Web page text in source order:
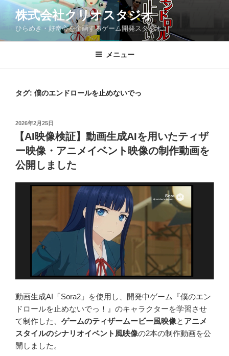
ン
株式会社クリオスタジオ
ひらめき・好奇心を企画するゲーム開発スタジオ
メニュー
タグ: 僕のエンドロールを止めないでっ
投
日:
2026年2月25日
【AI映像検証】動画生成AIを用いたティザ
ー映像・アニメイベント映像の制作動画を
公開しました
動画生成AI「Sora2」を使用し、開発中ゲーム『僕のエン
ドロールを止めないでっ！』のキャラクターを学習させ
て制作した、 ゲームのティザームービー風映像と アニメ
スタイルのシナリオイベント風映像の2本の制作動画を公
開しました。